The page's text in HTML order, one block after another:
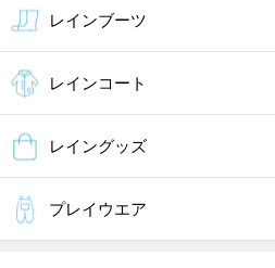
レインブーツ
レインコート
レイングッズ
プレイウエア